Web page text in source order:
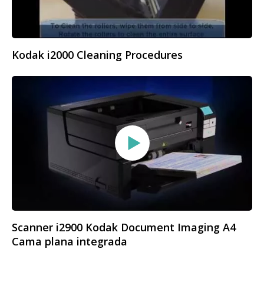
Kodak i2000 Cleaning Procedures
Scanner i2900 Kodak Document Imaging A4
Cama plana integrada